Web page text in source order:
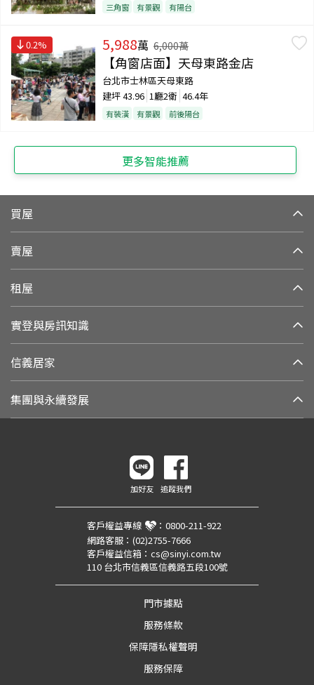
三角窗 有景觀 有陽台
0.2% 5,988萬 6,000萬
【角窗店面】天母東路金店
台北市士林區天母東路
建坪43.96 1廳2衛 46.4年
有裝潢 有景觀 前後陽台
更多智能推薦
買屋
賣屋
租屋
實登與房訊知識
信義居家
集團與永續發展
加好友 追蹤我們
客戶權益專線 ： 0800-211-922
網路客服： (02)2755-7666
客戶權益信箱： cs@sinyi.com.tw
110 台北市信義區信義路五段100號
門市據點
服務條款
保障隱私權聲明
服務保障